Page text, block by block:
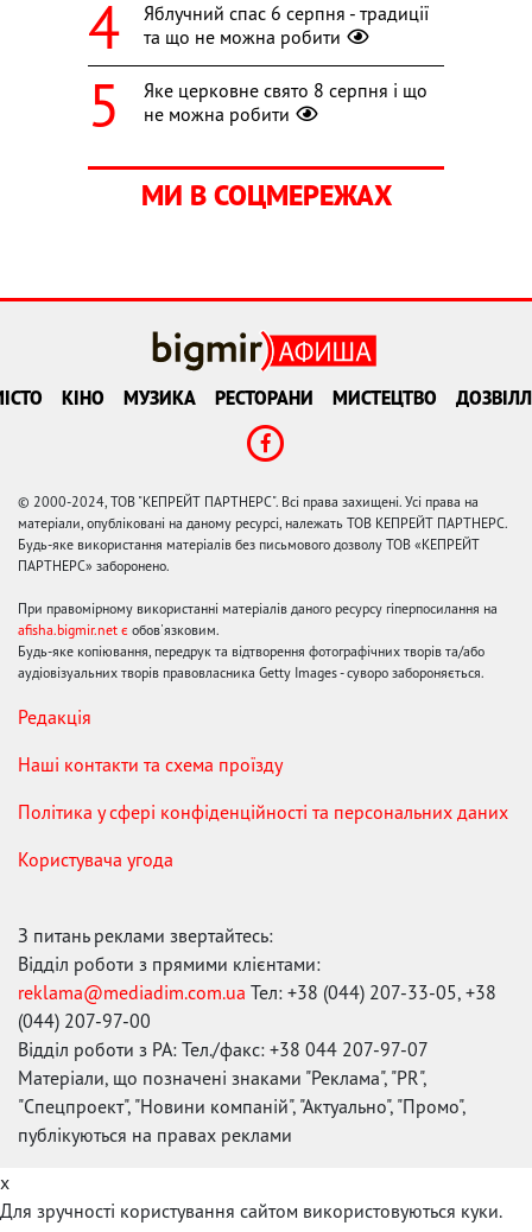
Яблучний спас 6 серпня - традиції
та що не можна робити
Яке церковне свято 8 серпня і що
не можна робити
МИ В СОЦМЕРЕЖАХ
КІНО МУЗИКА РЕСТОРАНИ МИСТЕЦТВО
© 2000-2024, ТОВ "КЕПРЕЙТ ПАРТНЕРС". Всі права захищені. Усі права на
матеріали, опубліковані на даному ресурсі, належать ТОВ КЕПРЕЙТ ПАРТНЕРС.
Будь-яке використання матеріалів без письмового дозволу ТОВ «КЕПРЕЙТ
ПАРТНЕРС» заборонено.
При правомірному використанні матеріалів даного ресурсу гіперпосилання на
afisha.bigmir.net є обов'язковим.
Будь-яке копіювання, передрук та відтворення фотографічних творів та/або
аудіовізуальних творів правовласника Getty Images - суворо забороняється.
Редакція
Наші контакти та схема проїзду
Політика у сфері конфіденційності та персональних даних
Користувача угода
З питань реклами звертайтесь:
Відділ роботи з прямими клієнтами:
reklama@mediadim.com.ua Тел: +38 (044) 207-33-05, +38
(044) 207-97-00
Відділ роботи з РА: Тел./факс: +38 044 207-97-07
Матеріали, що позначені знаками "Реклама", "PR",
"Спецпроект", "Новини компаній", "Актуально", "Промо",
публікуються на правах реклами
x
Для зручності користування сайтом використовуються куки.